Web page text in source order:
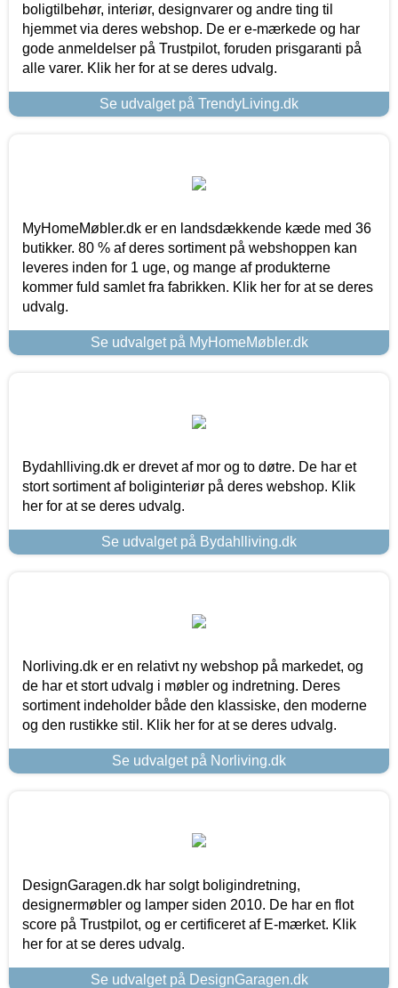
boligtilbehør, interiør, designvarer og andre ting til
hjemmet via deres webshop. De er e-mærkede og har
gode anmeldelser på Trustpilot, foruden prisgaranti på
alle varer. Klik her for at se deres udvalg.
Se udvalget på TrendyLiving.dk
MyHomeMøbler.dk er en landsdækkende kæde med 36
butikker. 80 % af deres sortiment på webshoppen kan
leveres inden for 1 uge, og mange af produkterne
kommer fuld samlet fra fabrikken. Klik her for at se deres
udvalg.
Se udvalget på MyHomeMøbler.dk
Bydahlliving.dk er drevet af mor og to døtre. De har et
stort sortiment af boliginteriør på deres webshop. Klik
her for at se deres udvalg.
Se udvalget på Bydahlliving.dk
Norliving.dk er en relativt ny webshop på markedet, og
de har et stort udvalg i møbler og indretning. Deres
sortiment indeholder både den klassiske, den moderne
og den rustikke stil. Klik her for at se deres udvalg.
Se udvalget på Norliving.dk
DesignGaragen.dk har solgt boligindretning,
designermøbler og lamper siden 2010. De har en flot
score på Trustpilot, og er certificeret af E-mærket. Klik
her for at se deres udvalg.
Se udvalget på DesignGaragen.dk